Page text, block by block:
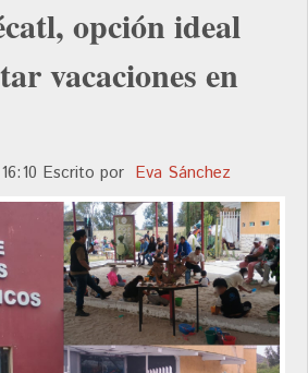
opción ideal
vacaciones en
Escrito por Eva Sánchez